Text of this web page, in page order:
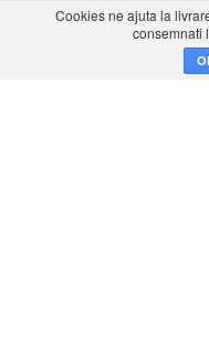
Cookies ne ajuta la
consemnati